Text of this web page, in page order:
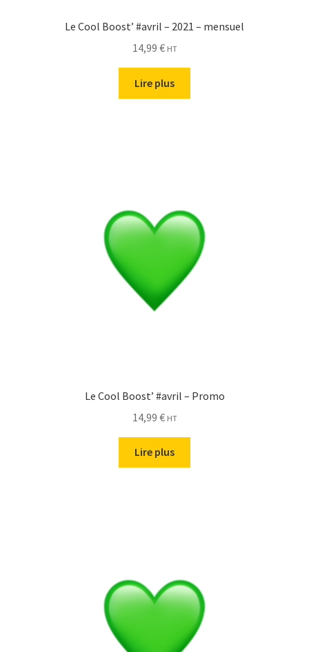
Le Cool Boost’ #avril – 2021 – mensuel
14,99 € HT
Lire plus
Le Cool Boost’ #avril – Promo
14,99 € HT
Lire plus